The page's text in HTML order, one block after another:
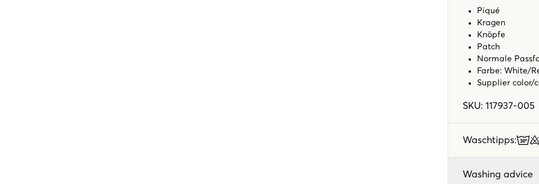
Piqué
Kragen
Knöpfe
Patch
Normale
Farbe: White/
Supplier color/
SKU: 117937-005
Waschtipps:
Washing advice